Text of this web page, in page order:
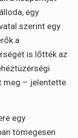
egy
szerint egy
a
is lőtték az
meg – jelentette
egy
tömegesen